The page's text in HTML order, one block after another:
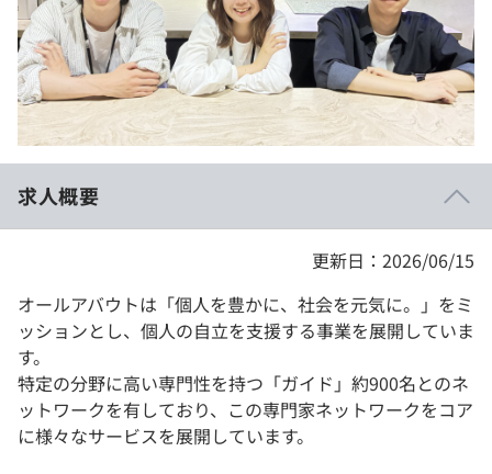
就活成功ガイド
プラン
個人向けプラン
法人向けプラン
契約内容・クーポン
求人概要
更新日：2026/06/15
オールアバウトは「個人を豊かに、社会を元気に。」をミ
ッションとし、個人の自立を支援する事業を展開していま
す。
特定の分野に高い専門性を持つ「ガイド」約900名とのネ
ットワークを有しており、この専門家ネットワークをコア
に様々なサービスを展開しています。